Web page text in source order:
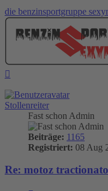
die benzinsportgruppe
Stollenreiter
Fast schon Admin
Beiträge: 1165
Registriert: 08 Aug
Re: motoz